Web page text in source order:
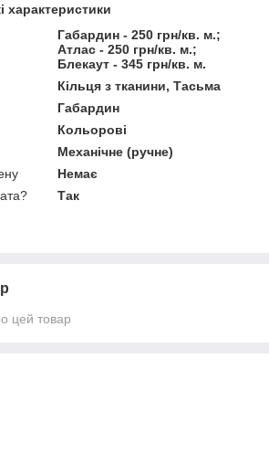
характеристики
Габардин - 250 грн/кв. м.;
Атлас - 250 грн/кв. м.;
Блекаут - 345 грн/кв. м.
Кільця з тканини, Тасьма
Габардин
Кольорові
Механічне (ручне)
Немає
Так
цей товар